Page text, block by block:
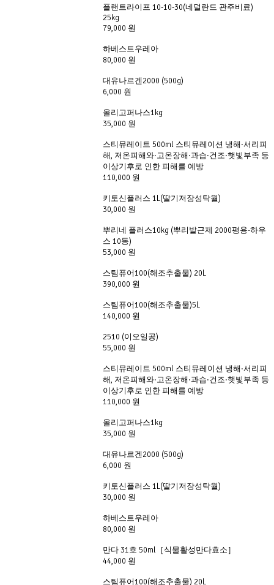
플랜트라이프 10-10-30(네덜란드 관주비료)
25kg
79,000 원
하베스트우레아
80,000 원
대유나르겐2000 (500g)
6,000 원
올리고퍼나스1kg
35,000 원
스티뮤레이트 500ml 스티뮤레이션 냉해·서리피
해, 저온피해와·고온장해·과습·건조·햇빛부족 등
이상기후로 인한 피해를 예방
110,000 원
키토신플러스 1L(딸기저장성탁월)
30,000 원
뿌리네 플러스10kg (뿌리발근제 2000평용-하우
스 10동)
53,000 원
스팀퓨어100(해조추출물) 20L
390,000 원
스팀퓨어100(해조추출물)5L
140,000 원
2510 (이오일공)
55,000 원
스티뮤레이트 500ml 스티뮤레이션 냉해·서리피
해, 저온피해와·고온장해·과습·건조·햇빛부족 등
이상기후로 인한 피해를 예방
110,000 원
올리고퍼나스1kg
35,000 원
대유나르겐2000 (500g)
6,000 원
키토신플러스 1L(딸기저장성탁월)
30,000 원
하베스트우레아
80,000 원
만다 31호 50ml［식물활성만다효소］
44,000 원
스팀퓨어100(해조추출물) 20L